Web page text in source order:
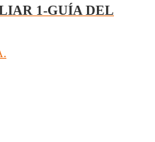
1-GUÍA DEL